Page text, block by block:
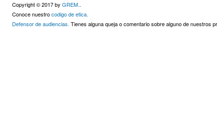
Copyright © 2017 by GREM..
Conoce nuestrocodigo de etica.
Defensor de audiencias. Tienes alguna queja o comentario sobre alguno de nuestros